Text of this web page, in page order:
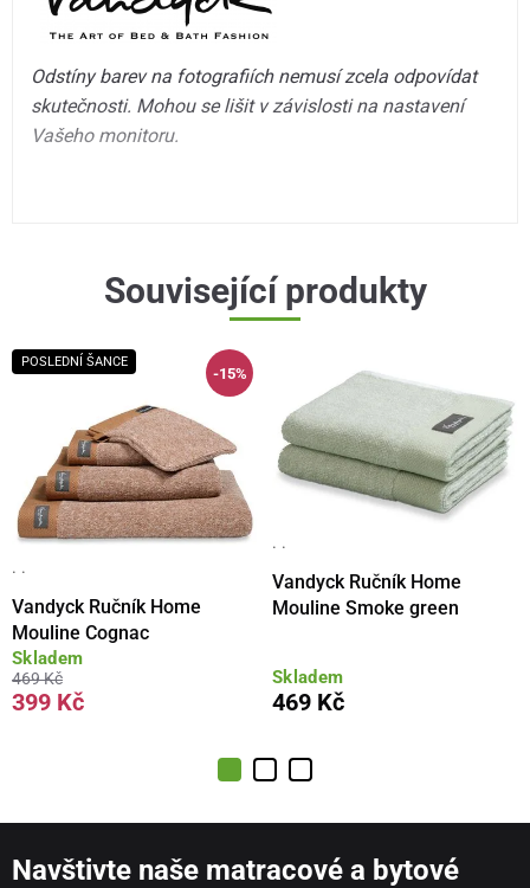
Odstíny barev na fotografiích nemusí zcela odpovídat
skutečnosti. Mohou se lišit v závislosti na nastavení
Vašeho monitoru.
Související produkty
POSLEDNÍ ŠANCE
-15%
· ·
Vandyck Ručník Home
Mouline Cognac
Skladem
469 Kč
399 Kč
· ·
Vandyck Ručník Home
Mouline Smoke green
Skladem
469 Kč
Navštivte naše matracové a bytové